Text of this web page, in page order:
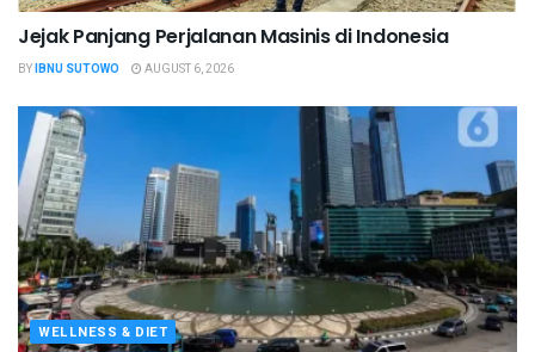
Jejak Panjang Perjalanan Masinis di Indonesia
BYIBNU SUTOWO AUGUST 6, 2026
WELLNESS & DIET